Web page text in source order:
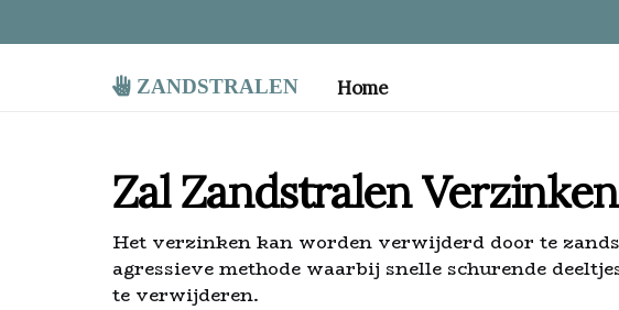
zandstralen Home
Zal Zandstralen
Het verzinken kan worden verwijderd door te
agressieve methode waarbij snelle schurende
te verwijderen.